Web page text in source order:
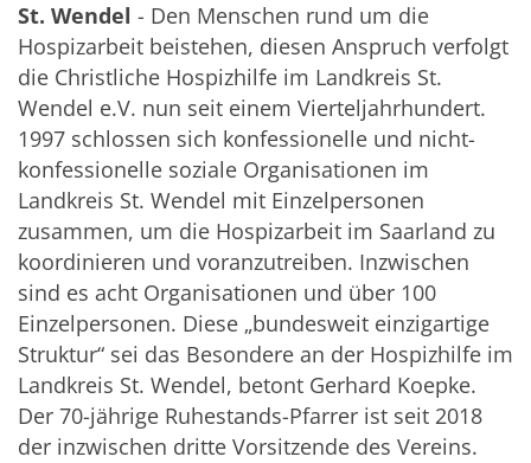
St. Wendel - Den Menschen rund um die
Hospizarbeit beistehen, diesen Anspruch verfolgt
die Christliche Hospizhilfe im Landkreis St.
Wendel e.V. nun seit einem Vierteljahrhundert.
1997 schlossen sich konfessionelle und nicht-
konfessionelle soziale Organisationen im
Landkreis St. Wendel mit Einzelpersonen
zusammen, um die Hospizarbeit im Saarland zu
koordinieren und voranzutreiben. Inzwischen
sind es acht Organisationen und über 100
Einzelpersonen. Diese „bundesweit einzigartige
Struktur“ sei das Besondere an der Hospizhilfe im
Landkreis St. Wendel, betont Gerhard Koepke.
Der 70-jährige Ruhestands-Pfarrer ist seit 2018
der inzwischen dritte Vorsitzende des Vereins.